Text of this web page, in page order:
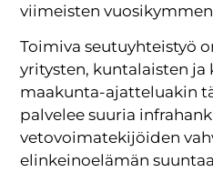
viimeisten
Toimiva seutuyhteistyö
yritysten, kuntalaisten ja
maakunta-ajatteluakin
palvelee suuria
vetovoimatekijöiden
elinkeinoelämän